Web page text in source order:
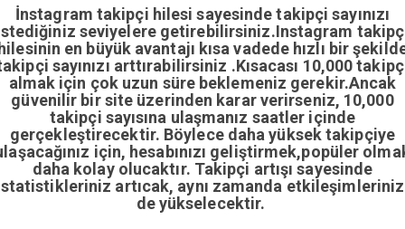
İnstagram takipçi hilesi sayesinde takipçi sayınızı
seviyelere getirebilirsiniz.Instagram
en büyük avantajı kısa vadede hızlı bir
sayınızı arttırabilirsiniz .Kısacası 10,000
almak için çok uzun süre beklemeniz gerekir.Ancak
güvenilir bir site üzerinden karar verirseniz, 10,000
takipçi sayısına ulaşmanız saatler içinde
gerçekleştirecektir. Böylece daha yüksek takipçiye
için, hesabınızı geliştirmek,popüler
daha kolay olucaktır. Takipçi artışı sayesinde
artıcak, aynı zamanda
de yükselecektir.